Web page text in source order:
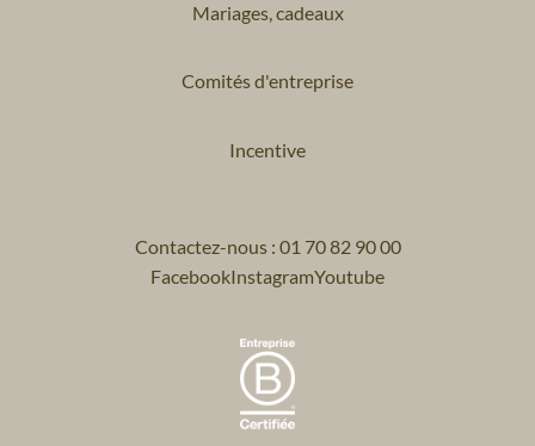
Mariages, cadeaux
Comités d'entreprise
Incentive
Contactez-nous : 01 70 82 90 00
FacebookInstagramYoutube